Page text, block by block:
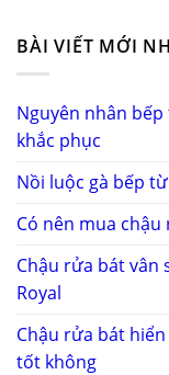
BÀI VIẾT MỚI
Nguyên nhân bếp
khắc phục
Nồi luộc gà bếp
Có nên mua
Chậu rửa bát vân
Royal
Chậu rửa bát
tốt không